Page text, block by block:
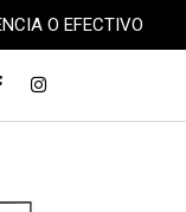
O EFECTIVO